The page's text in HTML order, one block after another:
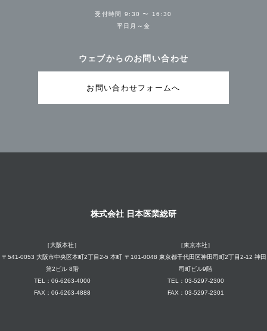
受付時間 9:30 〜 16:30
平日月～金
ウェブからのお問い合わせ
お問い合わせフォームへ
株式会社 日本医業総研
［大阪本社］
〒541-0053 大阪市中央区本町2丁目2-5 本町
第2ビル 8階
TEL：06-6263-4000
FAX：06-6263-4888
［東京本社］
〒101-0048 東京都千代田区神田司町2丁目2-12 神田
司町ビル9階
TEL：03-5297-2300
FAX：03-5297-2301